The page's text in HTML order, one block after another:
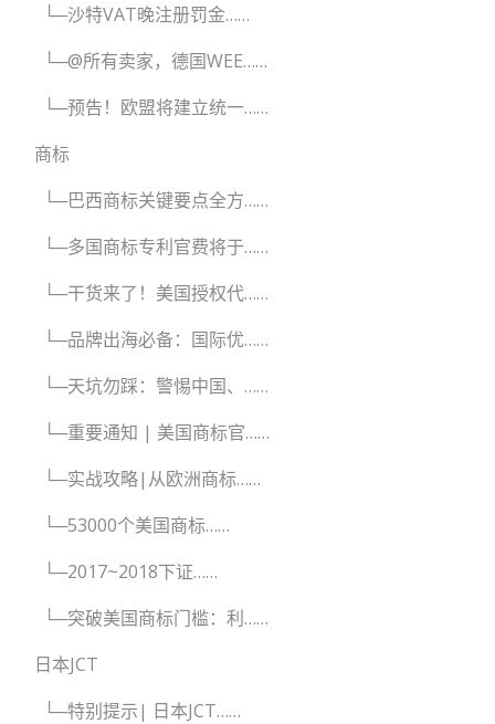
└─沙特VAT晚注册罚金……
└─@所有卖家，德国WEE……
└─预告！欧盟将建立统一……
商标
└─巴西商标关键要点全方……
└─多国商标专利官费将于……
└─干货来了！美国授权代……
└─品牌出海必备：国际优……
└─天坑勿踩：警惕中国、……
└─重要通知 | 美国商标官……
└─实战攻略|从欧洲商标……
└─53000个美国商标……
└─2017~2018下证……
└─突破美国商标门槛：利……
日本JCT
└─特别提示| 日本JCT……